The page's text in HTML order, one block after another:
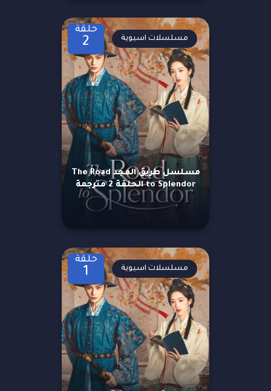
حلقة
2
مسلسل طريق المجد The Road
to Splendor الحلقة 2 مترجمة
مسلسلات اسيوية
حلقة
1 مسلسلات اسيوية